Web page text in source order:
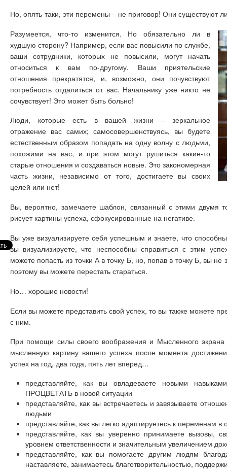
Но, опять-таки, эти перемены – не приговор! Они существуют
Разумеется, что-то изменится. Но обязательно ли в
худшую сторону? Например, если вас повысили по службе,
ваши сотрудники, которых не повысили, могут начать
относиться к вам по-другому. Ваши приятельские
отношения прекратятся, и, возможно, они почувствуют
потребность отдалиться от вас. Начальнику уже никто не
сочувствует! Это может быть больно!
Люди, которые есть в вашей жизни – зеркальное
отражение вас самих; самосовершенствуясь, вы будете
естественным образом попадать на одну волну с людьми,
похожими на вас, и при этом могут рушиться какие-то
старые отношения и создаваться новые. Это закономерная
часть жизни, независимо от того, достигаете вы своих
целей или нет!
Вы, вероятно, замечаете шаблон, связанный с этими двумя
рисует картины успеха, сфокусированные на негативе.
Вы уже визуализируете себя успешным и знаете, что
вы визуализируете, что неспособны справиться с этим
можете попасть из точки А в точку Б, но, попав в точку Б, вы не
поэтому вы можете перестать стараться.
Но… хорошие новости!
Если вы можете представить свой успех, то вы также можете
с ним.
При помощи силы своего воображения и Мысленного экрана
мысленную картину вашего успеха после момента
успех на год, два года, пять лет вперед…
представляйте, как вы овладеваете новыми
ПРОЦВЕТАТЬ в новой ситуации
представляйте, как вы встречаетесь и завязываете
людьми
представляйте, как вы легко адаптируетесь к переменам
представляйте, как вы уверенно принимаете вызовы,
уровнем ответственности и значительным увеличением
представляйте, как вы помогаете другим людям
наставляете, занимаетесь благотворительностью,